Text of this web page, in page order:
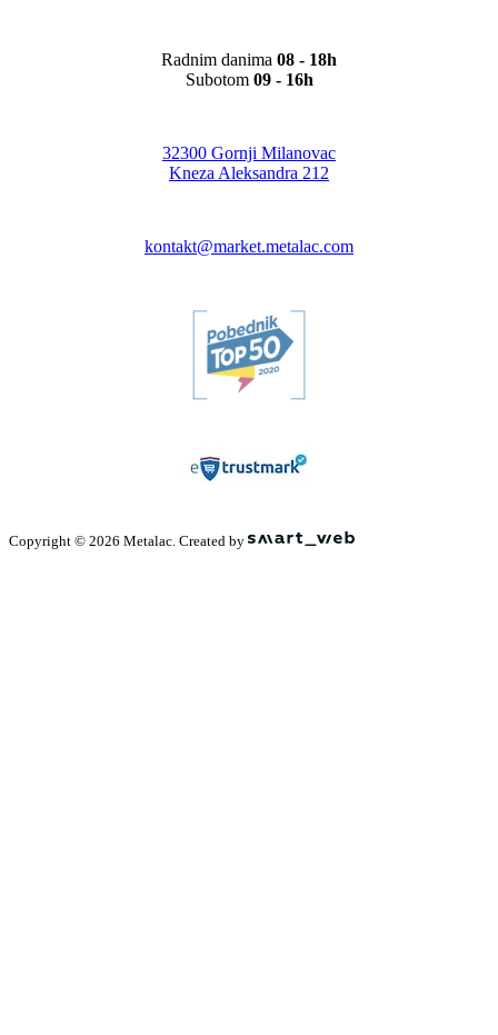
Radnim danima 08 - 18h
Subotom 09 - 16h
32300 Gornji Milanovac
Kneza Aleksandra 212
kontakt@market.metalac.com
Copyright © 2026 Metalac. Created by